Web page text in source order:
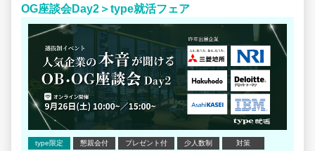
「志望企業のインターンに行ったけど、実際の現場を見た
らなんか違う気がしてきた…」
「自分の就活軸はこれでよいのだろうか」
その迷いは、実際にインターンなどの「実体験」から生ま
れたものだからこそ
ネット検索やAIでどれだけ文字情報を集めても解決しませ
ん。
「実体験」から生まれた迷いは、新たな「実体験」でしか
解消できないからです。
OG座談会Day2＞type就活フェア
type限定 懇親会付 プレゼント付 少人数制 対策